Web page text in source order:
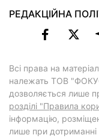
РЕДАКЦІЙНА
Всі права на
належать ТОВ
дозволяється лише
розділі "Правила
інформацію,
лише при дотриманні